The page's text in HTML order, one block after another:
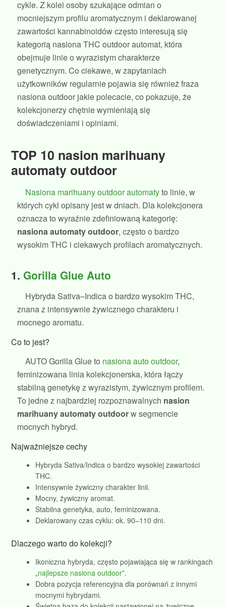
cykle. Z kolei osoby szukające odmian o
mocniejszym profilu aromatycznym i deklarowanej
zawartości kannabinoidów często interesują się
kategorią nasiona THC outdoor automat, która
obejmuje linie o wyrazistym charakterze
genetycznym. Co ciekawe, w zapytaniach
użytkowników regularnie pojawia się również fraza
nasiona outdoor jakie polecacie, co pokazuje, że
kolekcjonerzy chętnie wymieniają się
doświadczeniami i opiniami.
TOP 10 nasion marihuany
automaty outdoor
Nasiona marihuany outdoor automatyto linie, w
których cykl opisany jest w dniach. Dla kolekcjonera
oznacza to wyraźnie zdefiniowaną kategorię:
nasiona automaty outdoor, często o bardzo
wysokim THC i ciekawych profilach aromatycznych.
1. Gorilla Glue Auto
Hybryda Sativa–Indica o bardzo wysokim THC,
znana z intensywnie żywicznego charakteru i
mocnego aromatu.
Co to jest?
AUTO Gorilla Glue to nasiona auto outdoor,
feminizowana linia kolekcjonerska, która łączy
stabilną genetykę z wyrazistym, żywicznym profilem.
To jedne z najbardziej rozpoznawalnych nasion
marihuany automaty outdoorw segmencie
mocnych hybryd.
Najważniejsze cechy
Hybryda Sativa/Indica o bardzo wysokiej zawartości
THC.
Intensywnie żywiczny charakter linii.
Mocny, żywiczny aromat.
Stabilna genetyka, auto, feminizowana.
Deklarowany czas cyklu: ok. 90–110 dni.
Dlaczego warto do kolekcji?
Ikoniczna hybryda, często pojawiająca się w rankingach
„najlepsze nasiona outdoor”.
Dobra pozycja referencyjna dla porównań z innymi
mocnymi hybrydami.